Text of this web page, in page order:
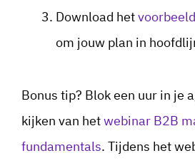
Download het
om jouw plan in
Bonus tip? Blok een uur in je
kijken van hetwebinar B2B
fundamentals. Tijdens het